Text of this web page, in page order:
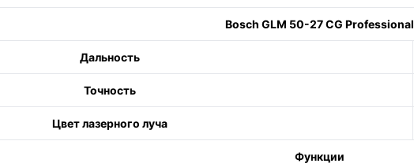
Bosch GLM 50-27 CG Professional
Дальность
Точность
Цвет лазерного луча
Функции